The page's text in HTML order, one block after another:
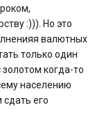
:))). Но это
валютных
только один
когда-то
населению
его